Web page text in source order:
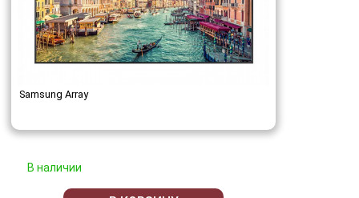
Samsung Array
В наличии